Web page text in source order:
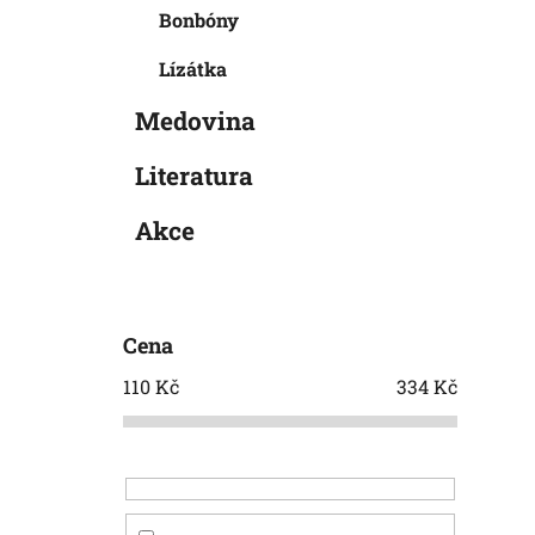
Bonbóny
Lízátka
Medovina
Literatura
Akce
Cena
110Kč 334Kč